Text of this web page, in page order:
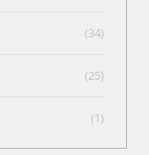
(34)
(25)
(1)